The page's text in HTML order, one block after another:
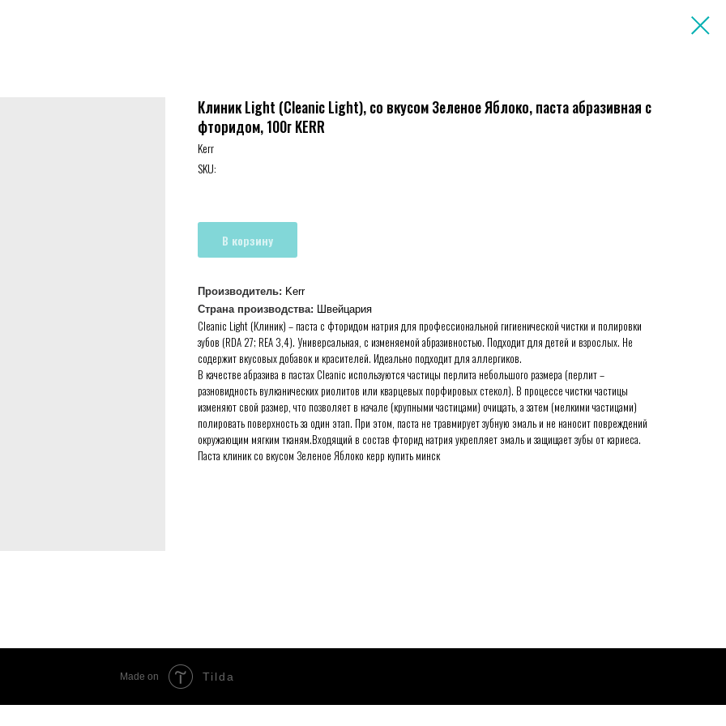
Клиник Light (Cleanic Light), со вкусом Зеленое Яблоко, паста абразивная с
фторидом, 100г KERR
Kerr
SKU:
В корзину
Производитель: Kerr
Страна производства: Швейцария
Cleanic Light (Клиник) – паста с фторидом натрия для профессиональной гигиенической чистки и полировки
зубов (RDA 27; REA 3,4). Универсальная, с изменяемой абразивностью. Подходит для детей и взрослых. Не
содержит вкусовых добавок и красителей. Идеально подходит для аллергиков.
В качестве абразива в пастах Cleanic используются частицы перлита небольшого размера (перлит –
разновидность вулканических риолитов или кварцевых порфировых стекол). В процессе чистки частицы
изменяют свой размер, что позволяет в начале (крупными частицами) очищать, а затем (мелкими частицами)
полировать поверхность за один этап. При этом, паста не травмирует зубную эмаль и не наносит повреждений
окружающим мягким тканям.Входящий в состав фторид натрия укрепляет эмаль и защищает зубы от кариеса.
Паста клиник со вкусом Зеленое Яблоко керр купить минск
Made on Tilda